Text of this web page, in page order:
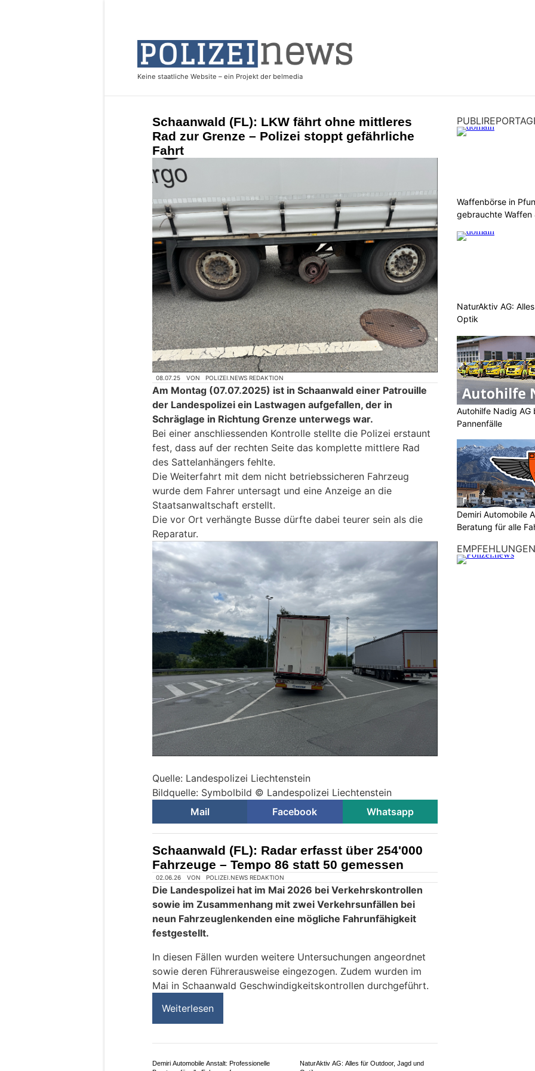
Schaanwald (FL): LKW fährt ohne mittleres
Rad zur Grenze – Polizei stoppt gefährliche
Fahrt
08.07.25 VON POLIZEI.NEWS REDAKTION
Am Montag (07.07.2025) ist in Schaanwald einer Patrouille
der Landespolizei ein Lastwagen aufgefallen, der in
Schräglage in Richtung Grenze unterwegs war.
Bei einer anschliessenden Kontrolle stellte die Polizei erstaunt
fest, dass auf der rechten Seite das komplette mittlere Rad
des Sattelanhängers fehlte.
Die Weiterfahrt mit dem nicht betriebssicheren Fahrzeug
wurde dem Fahrer untersagt und eine Anzeige an die
Staatsanwaltschaft erstellt.
Die vor Ort verhängte Busse dürfte dabei teurer sein als die
Reparatur.
Quelle: Landespolizei Liechtenstein
Bildquelle: Symbolbild © Landespolizei Liechtenstein
Mail
Facebook Whatsapp
Schaanwald (FL): Radar erfasst über 254'000
Fahrzeuge – Tempo 86 statt 50 gemessen
02.06.26 VON POLIZEI.NEWS REDAKTION
Waffenbörse in
gebrauchte Waffen
NaturAktiv AG:
Optik
Autohilfe Nadig AG
Pannenfälle
Demiri Automobile
Beratung für alle
EMPFEHLUNGEN